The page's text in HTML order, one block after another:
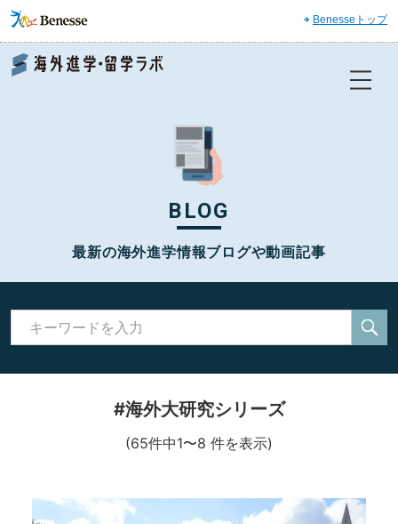
Benesseトップ
BLOG
最新の海外進学情報ブログや動画記事
#海外大研究シリーズ
(65件中1〜8 件を表示)